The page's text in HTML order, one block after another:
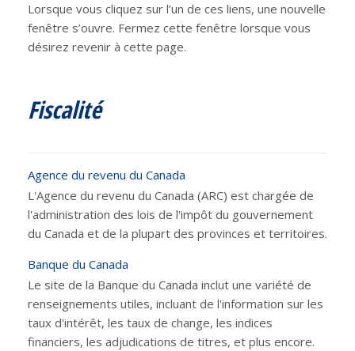
Lorsque vous cliquez sur l’un de ces liens, une nouvelle
fenêtre s’ouvre. Fermez cette fenêtre lorsque vous
désirez revenir à cette page.
Fiscalité
Agence du revenu du Canada
L'Agence du revenu du Canada (ARC) est chargée de
l'administration des lois de l'impôt du gouvernement
du Canada et de la plupart des provinces et territoires.
Banque du Canada
Le site de la Banque du Canada inclut une variété de
renseignements utiles, incluant de l'information sur les
taux d'intérêt, les taux de change, les indices
financiers, les adjudications de titres, et plus encore.